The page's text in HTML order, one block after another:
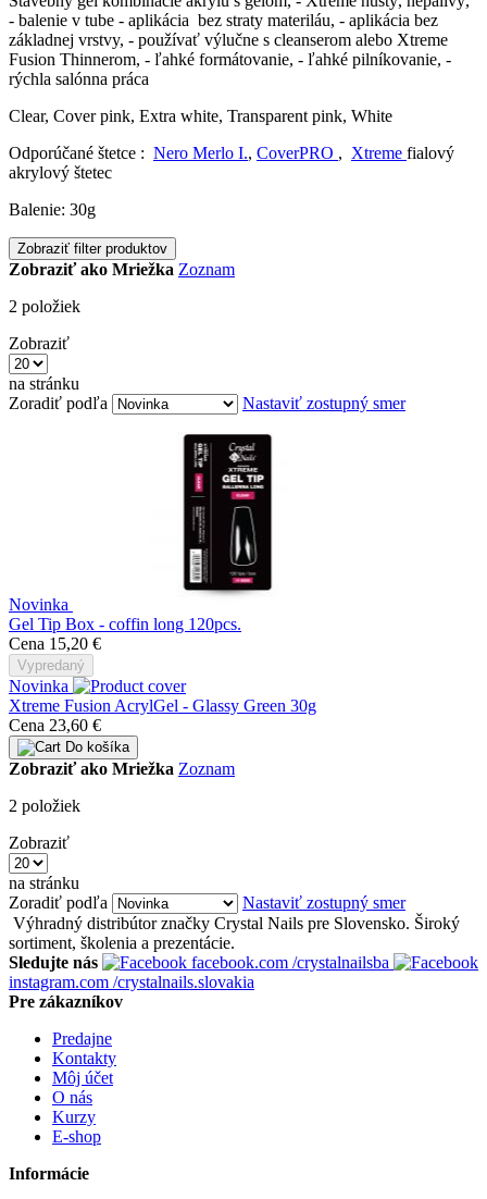
- balenie v tube - aplikácia bez straty materiláu, - aplikácia bez
základnej vrstvy, - používať výlučne s cleanserom alebo Xtreme
Fusion Thinnerom, - ľahké formátovanie, - ľahké pilníkovanie, -
rýchla salónna práca
Clear, Cover pink, Extra white, Transparent pink, White
Odporúčané štetce : Nero Merlo I., CoverPRO , Xtreme fialový
akrylový štetec
Balenie: 30g
Zobraziť filter produktov
Zobraziť ako Mriežka Zoznam
2 položiek
Zobraziť
na stránku
Zoradiť podľa
Nastaviť zostupný smer
Novinka
Gel Tip Box - coffin long 120pcs.
Cena 15,20 €
Vypredaný
Novinka
Xtreme Fusion AcrylGel - Glassy Green 30g
Cena 23,60 €
Do košíka
Zobraziť ako Mriežka Zoznam
2 položiek
Zobraziť
na stránku
Zoradiť podľa
Nastaviť zostupný smer
Výhradný distribútor značky Crystal Nails pre Slovensko. Široký
sortiment, školenia a prezentácie.
Sledujte nás
facebook.com /crystalnailsba
instagram.com /crystalnails.slovakia
Pre zákazníkov
Predajne
Kontakty
Môj účet
O nás
Kurzy
E-shop
Informácie